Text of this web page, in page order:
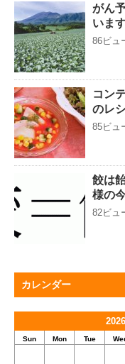
がん
いま
86ビュ
コン
のレ
85ビュ
餃は
様の
82ビュ
カレンダー
Sun Mon Tue